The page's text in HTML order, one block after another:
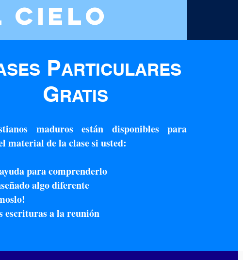
cielo
PARTICULARES
GRATIS
maduros están disponibles para
material de la clase si usted:
para comprenderlo
algo diferente
escrituras a la reunión